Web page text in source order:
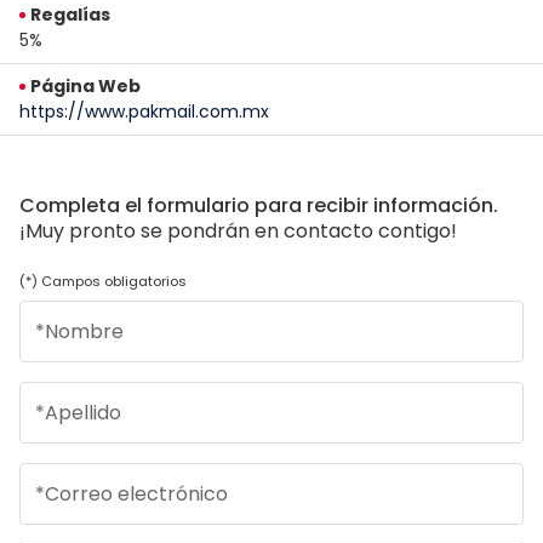
Regalías
5%
Página Web
https://www.pakmail.com.mx
Completa el formulario para recibir información.
¡Muy pronto se pondrán en contacto contigo!
(*) Campos obligatorios